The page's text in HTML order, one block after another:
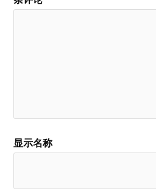
显示名称